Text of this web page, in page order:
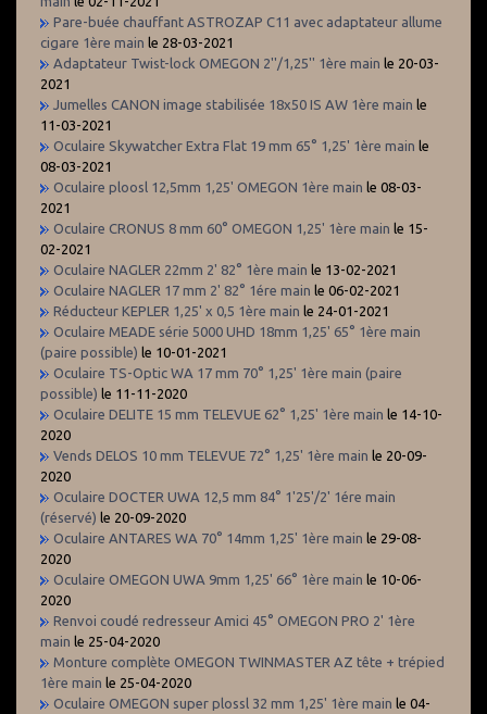
Pare-buée chauffant ASTROZAP C11 avec adaptateur allume
cigare 1ère main le 28-03-2021
Adaptateur Twist-lock OMEGON 2''/1,25'' 1ère main le 20-03-
2021
Jumelles CANON image stabilisée 18x50 IS AW 1ère main le
11-03-2021
Oculaire Skywatcher Extra Flat 19 mm 65° 1,25' 1ère main le
08-03-2021
Oculaire ploosl 12,5mm 1,25' OMEGON 1ère main le 08-03-
2021
Oculaire CRONUS 8 mm 60° OMEGON 1,25' 1ère main le 15-
02-2021
Oculaire NAGLER 22mm 2' 82° 1ère main le 13-02-2021
Oculaire NAGLER 17 mm 2' 82° 1ére main le 06-02-2021
Réducteur KEPLER 1,25' x 0,5 1ère main le 24-01-2021
Oculaire MEADE série 5000 UHD 18mm 1,25' 65° 1ère main
(paire possible) le 10-01-2021
Oculaire TS-Optic WA 17 mm 70° 1,25' 1ère main (paire
possible) le 11-11-2020
Oculaire DELITE 15 mm TELEVUE 62° 1,25' 1ère main le 14-10-
2020
Vends DELOS 10 mm TELEVUE 72° 1,25' 1ère main le 20-09-
2020
Oculaire DOCTER UWA 12,5 mm 84° 1'25'/2' 1ére main
(réservé) le 20-09-2020
Oculaire ANTARES WA 70° 14mm 1,25' 1ère main le 29-08-
2020
Oculaire OMEGON UWA 9mm 1,25' 66° 1ère main le 10-06-
2020
Renvoi coudé redresseur Amici 45° OMEGON PRO 2' 1ère
main le 25-04-2020
Monture complète OMEGON TWINMASTER AZ tête + trépied
1ère main le 25-04-2020
Oculaire OMEGON super plossl 32 mm 1,25' 1ère main le 04-